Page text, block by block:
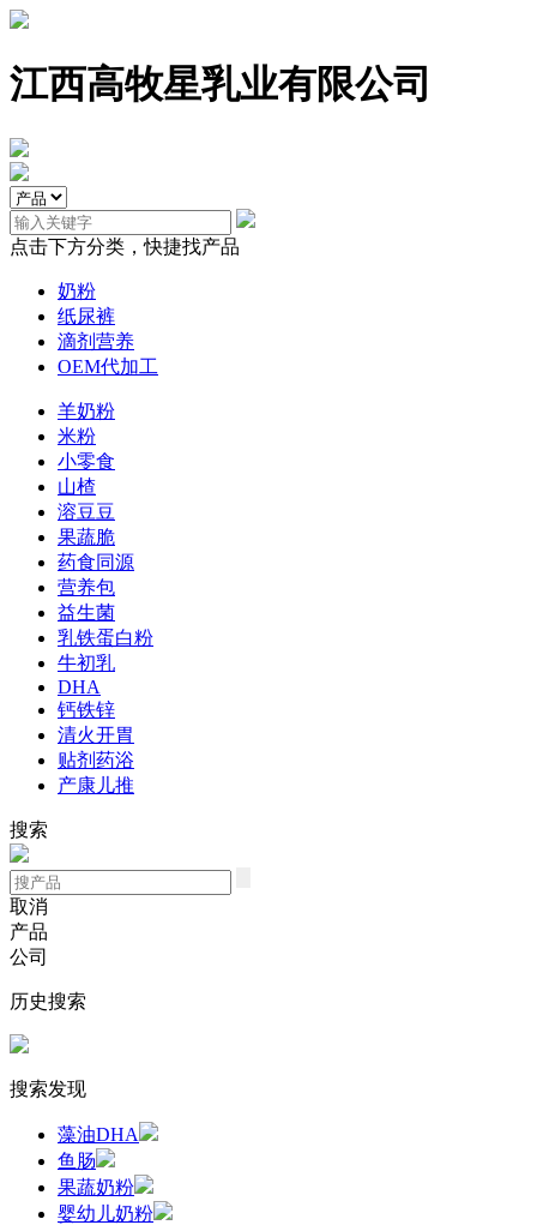
江西高牧星乳业有限公司
点击下方分类，快捷找产品
奶粉
纸尿裤
滴剂营养
OEM代加工
羊奶粉
米粉
小零食
山楂
溶豆豆
果蔬脆
药食同源
营养包
益生菌
乳铁蛋白粉
牛初乳
DHA
钙铁锌
清火开胃
贴剂药浴
产康儿推
搜索
取消
产品
公司
历史搜索
搜索发现
藻油DHA
鱼肠
果蔬奶粉
婴幼儿奶粉